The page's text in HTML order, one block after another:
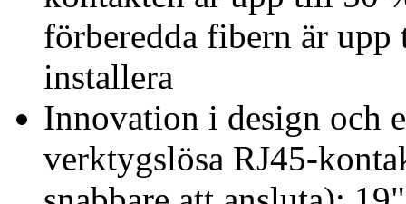
förberedda fibern är upp
installera
Innovation i design och
verktygslösa RJ45-